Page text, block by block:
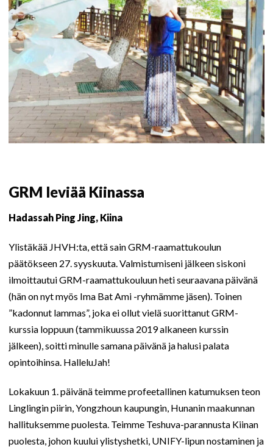
GRM leviää Kiinassa
Hadassah Ping Jing, Kiina
Ylistäkää JHVH:ta, että sain GRM-raamattukoulun
päätökseen 27. syyskuuta. Valmistumiseni jälkeen siskoni
ilmoittautui GRM-raamattukouluun heti seuraavana päivänä
(hän on nyt myös Ima Bat Ami -ryhmämme jäsen). Toinen
”kadonnut lammas”, joka ei ollut vielä suorittanut GRM-
kurssia loppuun (tammikuussa 2019 alkaneen kurssin
jälkeen), soitti minulle samana päivänä ja halusi palata
opintoihinsa. HalleluJah!
Lokakuun 1. päivänä teimme profeetallinen katumuksen teon
Linglingin piirin, Yongzhoun kaupungin, Hunanin maakunnan
hallituksemme puolesta. Teimme Teshuva-parannusta Kiinan
puolesta, johon kuului ylistyshetki, UNIFY-lipun nostaminen ja